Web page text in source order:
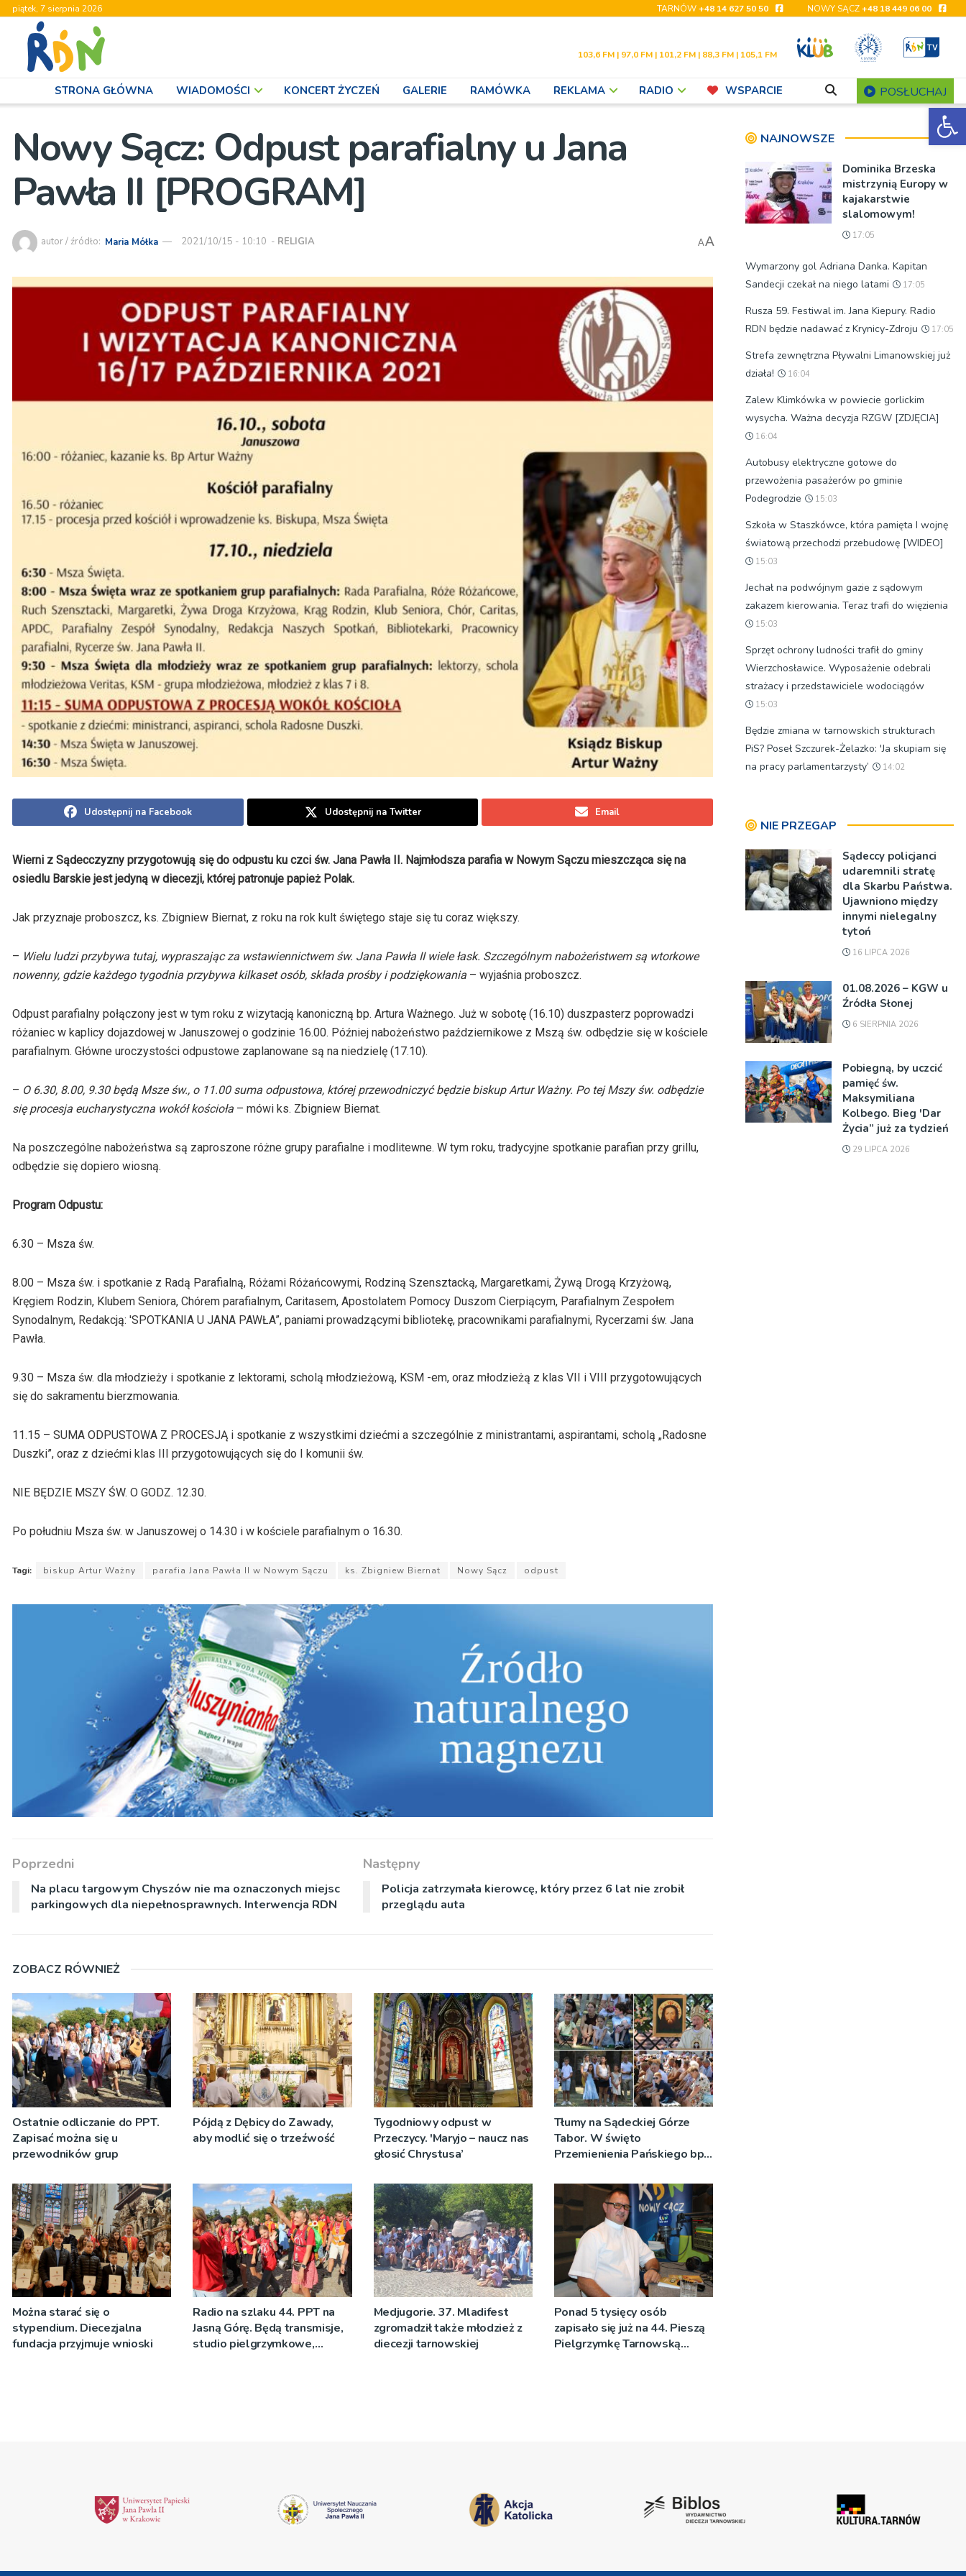
piątek, 7 sierpnia 2026 TARNÓW+48 14 627 50 50 NOWY SĄCZ+48 18 449 06 00
103,6 FM | 97,0 FM | 101,2 FM | 88,3 FM | 105,1 FM
STRONA GŁÓWNA WIADOMOŚCI KONCERT ŻYCZEŃ GALERIE RAMÓWKA REKLAMA RADIO WSPARCIE POSŁUCHAJ
Nowy Sącz: Odpust parafialny u Jana
Pawła II [PROGRAM]
autor / źródło: Maria Mółka 2021/10/15 - 10:10 - RELIGIA AA
Udostępnij na Facebook Udostępnij na Twitter Email
Wierni z Sądecczyzny przygotowują się do odpustu ku czci św. Jana Pawła II. Najmłodsza parafia w Nowym Sączu mieszcząca się na
osiedlu Barskie jest jedyną w diecezji, której patronuje papież Polak.
Jak przyznaje proboszcz, ks. Zbigniew Biernat, z roku na rok kult świętego staje się tu coraz większy.
– Wielu ludzi przybywa tutaj, wypraszając za wstawiennictwem św. Jana Pawła II wiele łask. Szczególnym nabożeństwem są wtorkowe
nowenny, gdzie każdego tygodnia przybywa kilkaset osób, składa prośby ipodziękowania – wyjaśnia proboszcz.
Odpust parafialny połączony jest w tym roku z wizytacją kanoniczną bp. Artura Ważnego. Już w sobotę (16.10) duszpasterz poprowadzi
różaniec w kaplicy dojazdowej w Januszowej o godzinie 16.00. Później nabożeństwo październikowe z Mszą św. odbędzie się w kościele
parafialnym. Główne uroczystości odpustowe zaplanowane są na niedzielę (17.10).
– O 6.30, 8.00, 9.30 będą Msze św., o 11.00 suma odpustowa, której przewodniczyć będzie biskup Artur Ważny. Po tej Mszy św. odbędzie
się procesja eucharystyczna wokółkościoła – mówi ks. Zbigniew Biernat.
Na poszczególne nabożeństwa są zaproszone różne grupy parafialne i modlitewne. W tym roku, tradycyjne spotkanie parafian przy grillu,
odbędzie się dopiero wiosną.
Program Odpustu:
6.30 – Msza św.
8.00 – Msza św. i spotkanie z Radą Parafialną, Różami Różańcowymi, Rodziną Szensztacką, Margaretkami, Żywą Drogą Krzyżową,
Kręgiem Rodzin, Klubem Seniora, Chórem parafialnym, Caritasem, Apostolatem Pomocy Duszom Cierpiącym, Parafialnym Zespołem
Synodalnym, Redakcją: 'SPOTKANIA U JANA PAWŁA”, paniami prowadzącymi bibliotekę, pracownikami parafialnymi, Rycerzami św. Jana
Pawła.
9.30 – Msza św. dla młodzieży i spotkanie z lektorami, scholą młodzieżową, KSM -em, oraz młodzieżą z klas VII i VIII przygotowujących
się do sakramentu bierzmowania.
11.15 – SUMA ODPUSTOWA Z PROCESJĄ i spotkanie z wszystkimi dziećmi a szczególnie z ministrantami, aspirantami, scholą „Radosne
Duszki”, oraz z dziećmi klas III przygotowujących się do I komunii św.
NIE BĘDZIE MSZY ŚW. O GODZ. 12.30.
Po południu Msza św. w Januszowej o 14.30 i w kościele parafialnym o 16.30.
Tagi: biskup Artur Ważny parafia Jana Pawła II w Nowym Sączu ks. Zbigniew Biernat Nowy Sącz odpust
Poprzedni
Na placu targowym Chyszów nie ma oznaczonych miejsc
parkingowych dla niepełnosprawnych. Interwencja RDN
Następny
Policja zatrzymała kierowcę, który przez 6 lat nie zrobił
przeglądu auta
ZOBACZ RÓWNIEŻ
Ostatnie odliczanie do PPT.
Zapisać można się u
przewodników grup
Pójdą z Dębicy do Zawady,
aby modlić się o trzeźwość
Tygodniowy odpust w
Przeczycy. 'Maryjo – naucz nas
głosić Chrystusa’
Tłumy na Sądeckiej Górze
Tabor. W święto
Przemienienia Pańskiego bp
Sakramentów [ZDJĘCIA]
Można starać się o
stypendium. Diecezjalna
fundacja przyjmuje wnioski
Radio na szlaku 44. PPT na
Jasną Górę. Będą transmisje,
studio pielgrzymkowe,
Medjugorie. 37. Mladifest
zgromadził także młodzież z
diecezji tarnowskiej
Ponad 5 tysięcy osób
zapisało się już na 44. Pieszą
Pielgrzymkę Tarnowską
NAJNOWSZE
Dominika Brzeska
mistrzynią Europy w
kajakarstwie
slalomowym!
17:05
Wymarzony gol Adriana Danka. Kapitan
Sandecji czekał na niego latami
17:05
Rusza 59. Festiwal im. Jana Kiepury. Radio
RDN będzie nadawać z Krynicy-Zdroju
17:05
Strefa zewnętrzna Pływalni Limanowskiej już
działa!
16:04
Zalew Klimkówka w powiecie gorlickim
wysycha. Ważna decyzja RZGW [ZDJĘCIA]
16:04
Autobusy elektryczne gotowe do
przewożenia pasażerów po gminie
Podegrodzie
15:03
Szkoła w Staszkówce, która pamięta I wojnę
światową przechodzi przebudowę [WIDEO]
15:03
Jechał na podwójnym gazie z sądowym
zakazem kierowania. Teraz trafi do więzienia
15:03
Sprzęt ochrony ludności trafił do gminy
Wierzchosławice. Wyposażenie odebrali
strażacy i przedstawiciele wodociągów
15:03
Będzie zmiana w tarnowskich strukturach
PiS? Poseł Szczurek-Żelazko: 'Ja skupiam się
na pracy parlamentarzysty’
14:02
NIE PRZEGAP
Sądeccy policjanci
udaremnili stratę
dla Skarbu Państwa.
Ujawniono między
innymi nielegalny
tytoń
16 LIPCA 2026
01.08.2026 – KGW u
Źródła Słonej
6 SIERPNIA 2026
Pobiegną, by uczcić
pamięć św.
Maksymiliana
Kolbego. Bieg 'Dar
Życia” już za tydzień
29 LIPCA 2026